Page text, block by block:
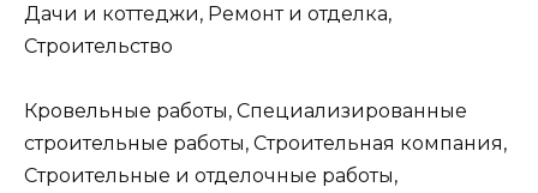
Дачи и коттеджи, Ремонт и отделка,
Строительство
Кровельные работы, Специализированные
строительные работы, Строительная компания,
Строительные и отделочные работы,